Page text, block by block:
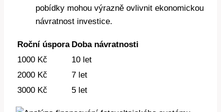
pobídky mohou výrazně ovlivnit ekonomickou
návratnost investice.
Roční úspora Doba návratnosti
1000 Kč
10 let
2000 Kč
7 let
3000 Kč
5 let